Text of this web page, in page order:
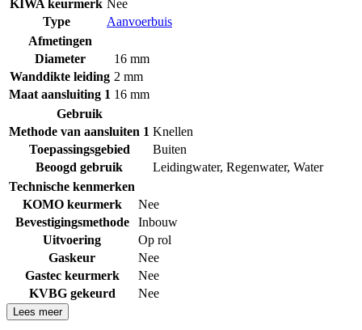
KIWA keurmerk Nee
Type
Aanvoerbuis
Afmetingen
Diameter
16 mm
Wanddikte leiding 2 mm
Maat aansluiting 1 16 mm
Gebruik
Methode van aansluiten 1 Knellen
Toepassingsgebied
Buiten
Beoogd gebruik
Leidingwater, Regenwater, Water
Technische kenmerken
KOMO keurmerk
Nee
Bevestigingsmethode
Inbouw
Uitvoering
Op rol
Gaskeur
Nee
Gastec keurmerk
Nee
KVBG gekeurd
Nee
Lees meer